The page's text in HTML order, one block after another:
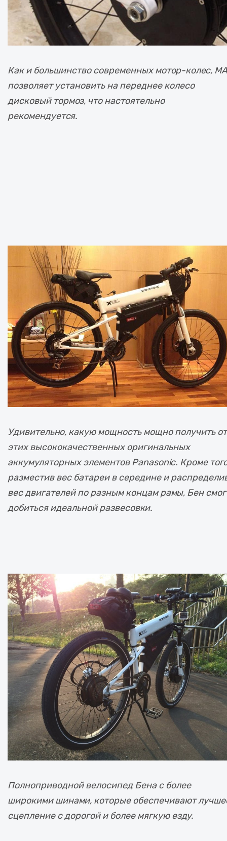
Как и большинство современных мотор-колес,
позволяет установить на переднее колесо
дисковый тормоз, что настоятельно
рекомендуется.
Удивительно, какую мощность мощно получить от
этих высококачественных оригинальных
аккумуляторных элементов Panasonic. Кроме
разместив вес батареи в середине и
вес двигателей по разным концам рамы, Бен смог
добиться идеальной развесовки.
Полноприводной велосипед Бена с более
широкими шинами, которые обеспечивают
сцепление с дорогой и более мягкую езду.